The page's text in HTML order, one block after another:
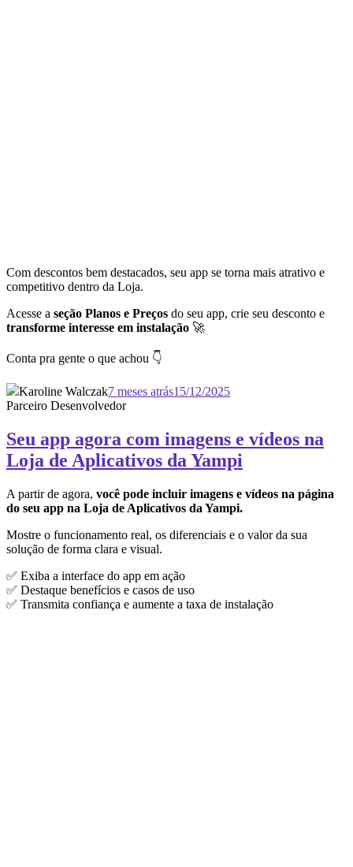
Com descontos bem destacados, seu app se torna mais atrativo e
competitivo dentro da Loja.
Acesse a seção Planos e Preços do seu app, crie seu desconto e
transforme interesse em instalação 🚀
Conta pra gente o que achou 👇
Karoline Walczak7 meses atrás15/12/2025
Parceiro Desenvolvedor
Seu app agora com imagens e vídeos na
Loja de Aplicativos da Yampi
A partir de agora, você pode incluir imagens e vídeos na página
do seu app na Loja de Aplicativos da Yampi.
Mostre o funcionamento real, os diferenciais e o valor da sua
solução de forma clara e visual.
✅ Exiba a interface do app em ação
✅ Destaque benefícios e casos de uso
✅ Transmita confiança e aumente a taxa de instalação